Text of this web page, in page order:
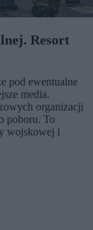
Resort
pod ewentualne
media.
organizacji
poboru. To
wojskowej i